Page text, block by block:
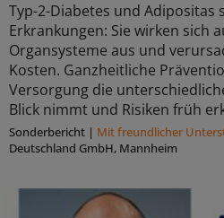
Typ-2-Diabetes und Adipositas
Erkrankungen: Sie wirken sich
Organsysteme aus und
Kosten. Ganzheitliche
Versorgung die
Blick nimmt und Risiken früh
Sonderbericht | Mit freundlicher
Deutschland GmbH, Mannheim